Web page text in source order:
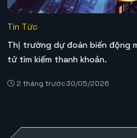
Tin Tức
Thị trường dự đoán biến động
tử tìm kiếm thanh khoản.
2 tháng trước30/05/2026